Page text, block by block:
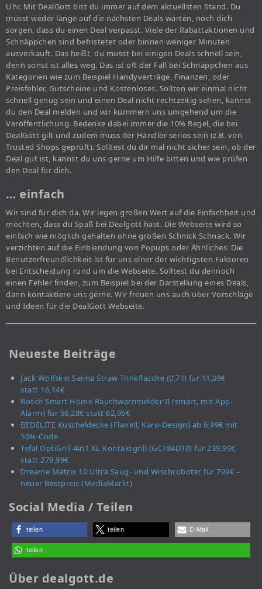
Uhr. Mit DealGott bist du immer auf dem aktuellsten Stand. Du
musst weder lange auf die nächsten Deals warten, noch dich
sorgen, dass du einen Deal verpasst. Viele der Rabattaktionen und
Schnäppchen sind befristetet oder binnen weniger Minuten
ausverkauft. Das heißt, du musst bei einigen Deals schnell sein,
denn sonst ist alles weg. Das ist oft der Fall bei Schnäppchen aus
Kategorien wie zum Beispiel Handyverträge, Finanzen, oder
Preisfehler, Gutscheine und Kostenloses. Sollten wir einmal nicht
schnell genug sein und einen Deal nicht rechtzeitig sehen, kannst
du den Deal melden und wir kümmern uns umgehend um die
Veröffentlichung. Bedenke dabei immer die 10% Regel, die bei
DealGott gilt und zudem muss der Händler seriös sein (z.B. von
Trusted Shops geprüft). Solltest du dir mal nicht sicher sein, ob der
Deal gut ist, kannst du uns gerne um Hilfe bitten und wie prüfen
den Deal für dich.
… einfach
Wir sind für dich da. Wir legen großen Wert auf die Einfachheit und
möchten, dass du Spaß bei Dealgott hast. Die Webseite wird so
einfach wie möglich gehalten ohne großen Schnick Schnack. Wir
verzichten auf die Einblendung von Popups oder Ähnliches. Die
Benutzerfreundlichkeit ist für uns einer der wichtigsten Faktoren
bei Entscheidung rund um die Webseite. Solltest du dennoch
einen Fehler finden, zum Beispiel bei der Darstellung eines Deals,
dann kontaktiere uns gerne. Wir freuen uns auch über Vorschläge
und Ideen für die DealGott Webseite.
Neueste Beiträge
Jack Wolfskin Saima Straw Trinkflasche (0,7 l) für 11,09€
statt 16,14€
Bosch Smart Home Rauchwarnmelder II (smart, mit App-
Alarm) für 56,28€ statt 62,95€
BEDELITE Kuscheldecke (Flanell, Karo-Design) ab 6,99€ mit
50%-Code
Tefal OptiGrill 4in1 XL Kontaktgrill (GC784D10) für 239,99€
statt 279,99€
Dreame Matrix 10 Ultra Saug- und Wischroboter für 799€ –
neuer Bestpreis (MediaMarkt)
Social Media / Teilen
teilen teilen E-Mail
teilen
Über dealgott.de